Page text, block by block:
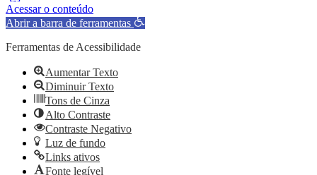
Acessar o conteúdo
Abrir a barra de ferramentas
Ferramentas de Acessibilidade
Aumentar Texto
Diminuir Texto
Tons de Cinza
Alto Contraste
Contraste Negativo
Luz de fundo
Links ativos
Fonte legível